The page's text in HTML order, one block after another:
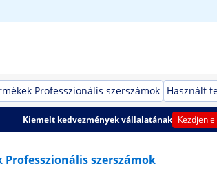
Professzionális szerszámok Használt
Kiemelt kedvezmények vállalatának Kezdjen
szerszámok